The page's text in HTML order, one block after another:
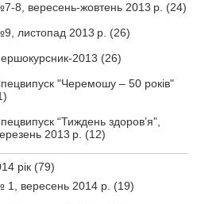
8, вересень-жовтень 2013 р. (24)
листопад 2013 р. (26)
2013 (26)
"Черемошу – 50 років"
“Тиждень здоров’я”,
2013 р. (12)
рік (79)
1, вересень 2014 р. (19)